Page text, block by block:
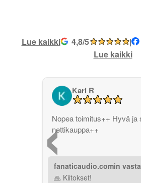
Lue kaikki 4,8/5 |
Lue kaikki
‹
Kari R
Nopea toimitus++ Hyvä ja
nettikauppa++
fanaticaudio.comin
🙏 Kiitokset!